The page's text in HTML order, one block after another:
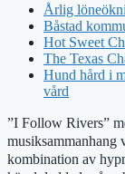
Årlig
Båstad
Hot Sweet
The Texas
Hund hård i
vård
”I Follow Rivers”
musiksammanhang
kombination av